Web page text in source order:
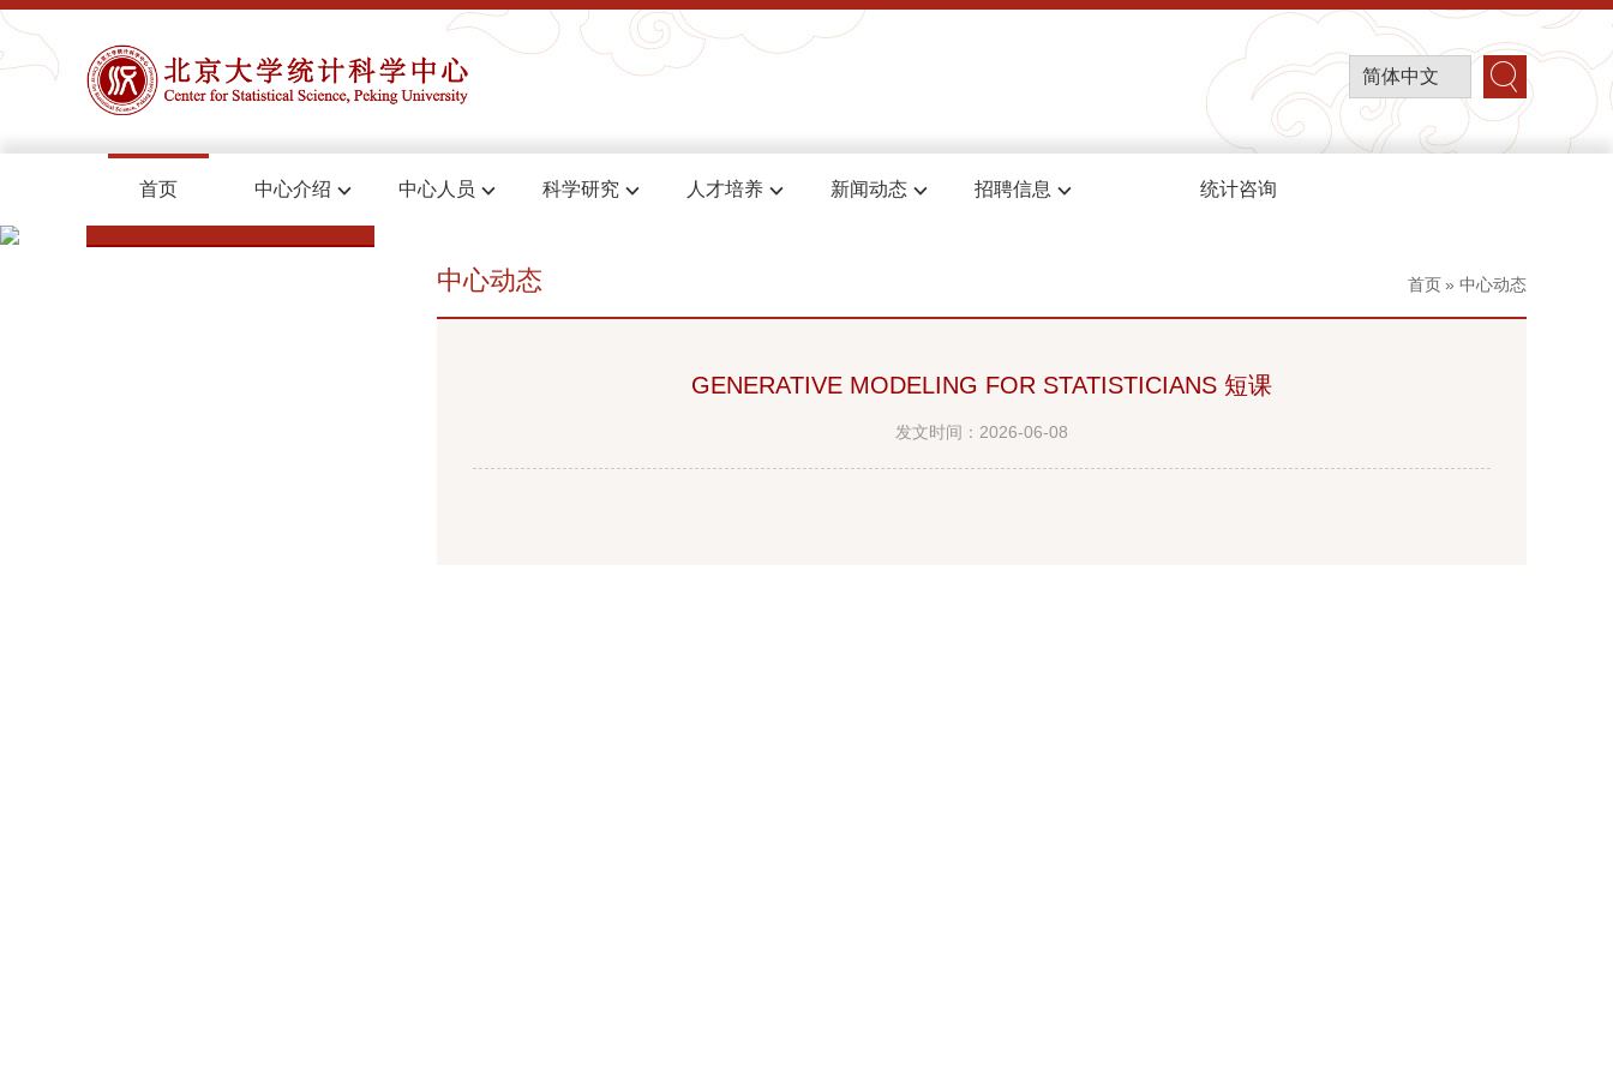
简体中文
首页 中心介绍 中心人员 科学研究 人才培养 新闻动态 招聘信息 统计咨询
中心动态
首页» 中心动态
中心动态
GENERATIVE MODELING FOR STATISTICIANS 短课
发文时间：2026-06-08